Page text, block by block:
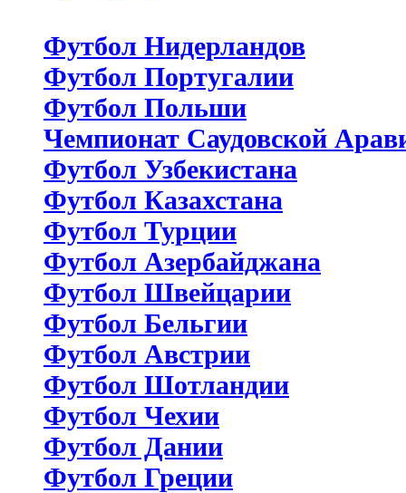
Футбол Нидерландов
Футбол Португалии
Футбол Польши
Чемпионат Саудовской
Футбол Узбекистана
Футбол Казахстана
Футбол Турции
Футбол Азербайджана
Футбол Швейцарии
Футбол Бельгии
Футбол Австрии
Футбол Шотландии
Футбол Чехии
Футбол Дании
Футбол Греции